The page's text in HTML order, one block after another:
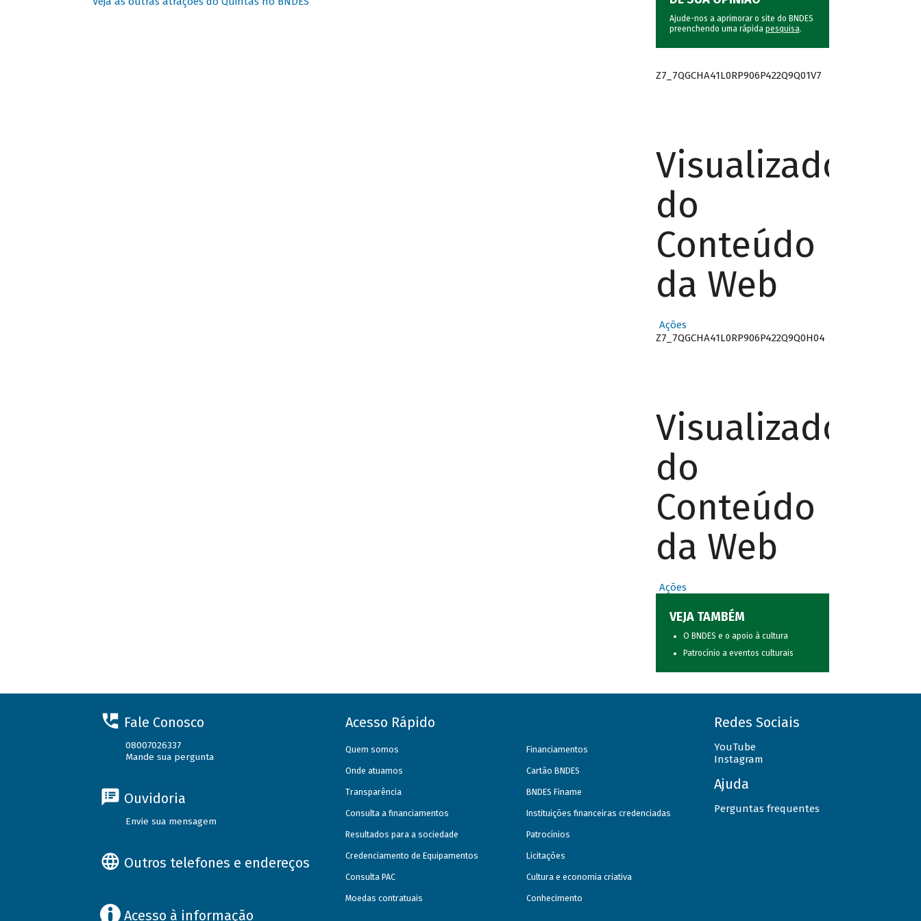
Ajude-nos a aprimorar o site do BNDES
preenchendo uma rápida pesquisa.
Z7_7QGCHA41L0RP906P422Q9Q01V7
Visualizador
do
Conteúdo
da Web
Ações
Z7_7QGCHA41L0RP906P422Q9Q0H04
Visualizador
do
Conteúdo
da Web
Ações
VEJA TAMBÉM
O BNDES e o apoio à cultura
Patrocínio a eventos culturais
Fale Conosco
08007026337
Mande sua pergunta
Ouvidoria
Envie sua mensagem
Outros telefones e endereços
Acesso à informação
Acesso Rápido
Quem somos
Onde atuamos
Transparência
Consulta a financiamentos
Resultados para a sociedade
Credenciamento de Equipamentos
Consulta PAC
Moedas contratuais
Financiamentos
Cartão BNDES
BNDES Finame
Instituições financeiras credenciadas
Patrocínios
Licitações
Cultura e economia criativa
Conhecimento
Redes Sociais
YouTube
Instagram
Ajuda
Perguntas frequentes